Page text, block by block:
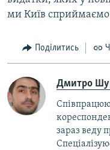
ми Київ
Поділитись
Дмитро
Співпрацюю
зараз веду